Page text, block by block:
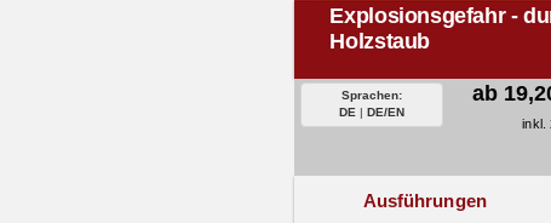
Explosionsgefahr -
Holzstaub
Sprachen:
DE
DE/EN
ab
inkl.
Ausführungen